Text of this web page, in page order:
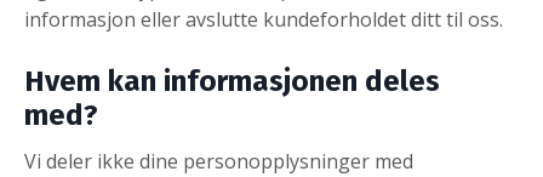
informasjon eller avslutte kundeforholdet ditt til oss.
Hvem kan informasjonen deles
med?
Vi deler ikke dine personopplysninger med